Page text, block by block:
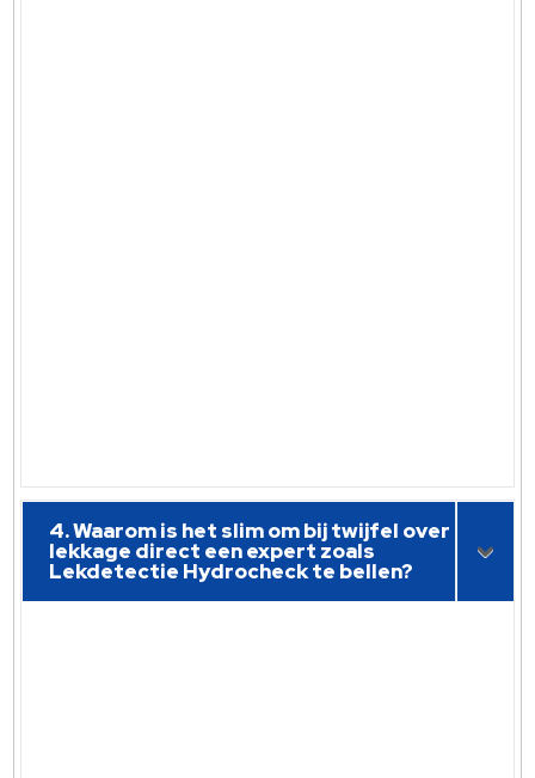
4. Waarom is het slim om bij twijfel over
lekkage direct een expert zoals
Lekdetectie Hydrocheck te bellen?